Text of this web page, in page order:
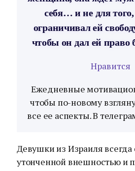
себя… и не для
ограничивал ей
чтобы он дал ей право
Нравится
Ежедневные
чтобы по-новому
все ее аспекты. В
Девушки из Израиля всегда
утонченной внешностью и